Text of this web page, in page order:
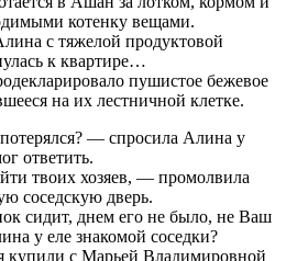
котенку вещами.
с тяжелой продуктовой
к квартире…
пушистое бежевое
на их лестничной клетке.
— спросила Алина у
ответить.
твоих хозяев, — промолвила
соседскую дверь.
сидит, днем его не было, не Ваш
у еле знакомой соседки?
купили с Марьей Владимировной